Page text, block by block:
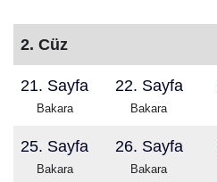
2. Cüz
21. Sayfa
Bakara
22. Sayfa
Bakara
25. Sayfa
Bakara
26. Sayfa
Bakara